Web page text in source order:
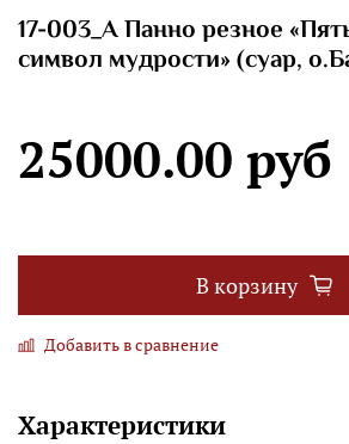
17-003_A Панно резное
символ мудрости» (суар,
25000.00 руб
В корзину
Добавить в сравнение
Характеристики